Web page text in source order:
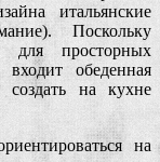
итальянские
Поскольку
для просторных
обеденная
создать на кухне
на